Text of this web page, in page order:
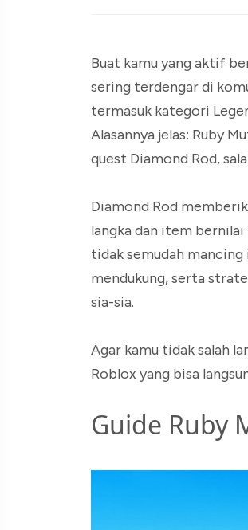
Buat kamu yang aktif
sering terdengar di
termasuk kategori
Alasannya jelas: Ruby
quest Diamond Rod,
Diamond Rod
langka dan item
tidak semudah mancing
mendukung, serta
sia-sia.
Agar kamu tidak salah
Roblox yang bisa
Guide Ruby